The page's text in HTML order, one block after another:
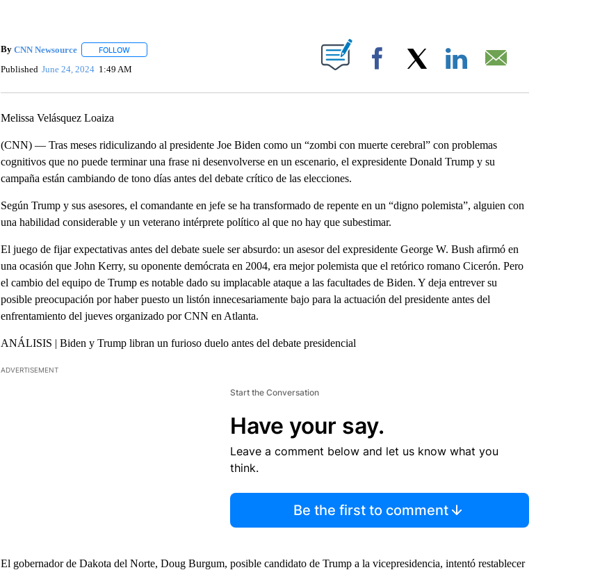
By CNN Newsource FOLLOWFOLLOW "" TO RECEIVE NOTIFICATIONS ABOUT NEW PAGES ON "".
Published June 24, 2024 1:49 AM Facebook
Melissa Velásquez Loaiza
(CNN) — Tras meses ridiculizando al presidente Joe Biden como un “zombi con muerte cerebral” con problemas
cognitivos que no puede terminar una frase ni desenvolverse en un escenario, el expresidente Donald Trump y su
campaña están cambiando de tono días antes del debate crítico de las elecciones.
Según Trump y sus asesores, el comandante en jefe se ha transformado de repente en un “digno polemista”, alguien con
una habilidad considerable y un veterano intérprete político al que no hay que subestimar.
El juego de fijar expectativas antes del debate suele ser absurdo: un asesor del expresidente George W. Bush afirmó en
una ocasión que John Kerry, su oponente demócrata en 2004, era mejor polemista que el retórico romano Cicerón. Pero
el cambio del equipo de Trump es notable dado su implacable ataque a las facultades de Biden. Y deja entrever su
posible preocupación por haber puesto un listón innecesariamente bajo para la actuación del presidente antes del
enfrentamiento del jueves organizado por CNN en Atlanta.
ANÁLISIS | Biden y Trump libran un furioso duelo antes del debate presidencial
ADVERTISEMENT
Start the Conversation
Have your say.
Leave a comment below and let us know what you
think.
Be the first to comment
El gobernador de Dakota del Norte, Doug Burgum, posible candidato de Trump a la vicepresidencia, intentó restablecer